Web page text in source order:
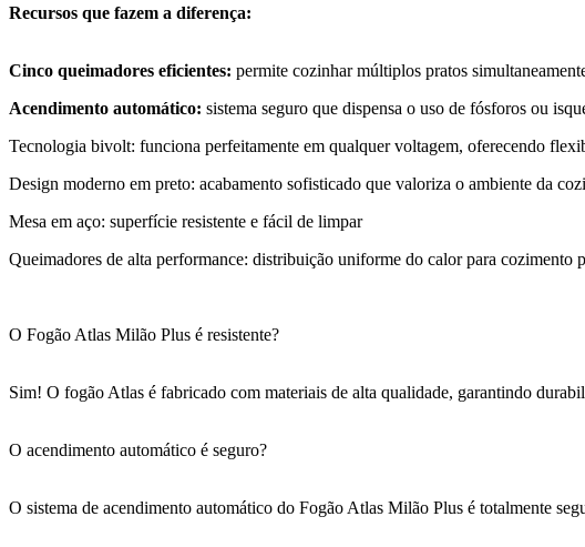
Recursos que fazem a diferença:
Cinco queimadores eficientes: permite cozinhar múltiplos pratos
Acendimento automático: sistema seguro que dispensa o uso de fósforos ou
Tecnologia bivolt: funciona perfeitamente em qualquer voltagem, oferecendo
Design moderno em preto: acabamento sofisticado que valoriza o ambiente da
Mesa em aço: superfície resistente e fácil de limpar
Queimadores de alta performance: distribuição uniforme do calor para cozimento
O Fogão Atlas Milão Plus é resistente?
Sim! O fogão Atlas é fabricado com materiais de alta qualidade, garantindo
O acendimento automático é seguro?
O sistema de acendimento automático do Fogão Atlas Milão Plus é totalmente